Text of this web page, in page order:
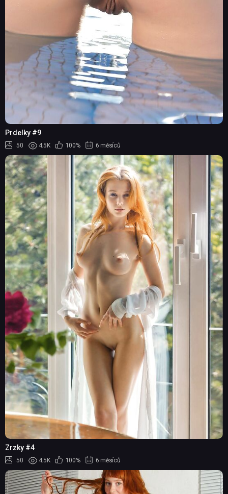
Prdelky #9
50 4.5K 100% 6 měsíců
Zrzky #4
50 4.5K 100% 6 měsíců